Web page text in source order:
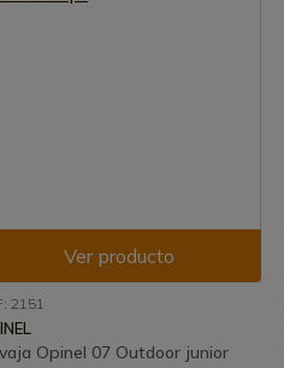
Ver producto
2151
Opinel 07 Outdoor junior